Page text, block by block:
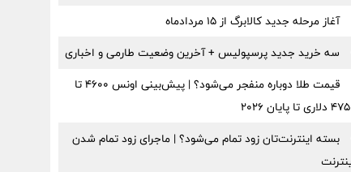
آغاز مرحله جدید کالابرگ از ۱۵ مردادماه
سه خرید جدید پرسپولیس + آخرین وضعیت طارمی و اخباری
قیمت طلا دوباره منفجر می‌شود؟ | پیش‌بینی اونس ۴۶۰۰ تا
تا پایان ۲۰۲۶
بسته اینترنت‌تان زود تمام می‌شود؟ | ماجرای زود تمام شدن